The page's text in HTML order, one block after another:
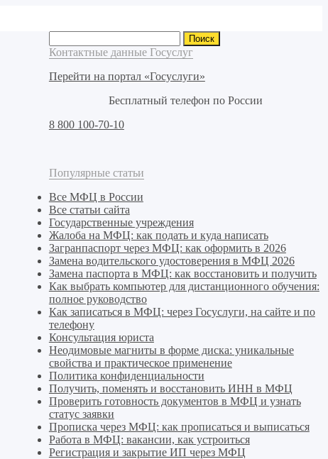
Контактные данные Госуслуг
Перейти на портал «Госуслуги»
Бесплатный телефон по России
8 800 100-70-10
Популярные статьи
Все МФЦ в России
Все статьи сайта
Государственные учреждения
Жалоба на МФЦ: как подать и куда написать
Загранпаспорт через МФЦ: как оформить в 2026
Замена водительского удостоверения в МФЦ 2026
Замена паспорта в МФЦ: как восстановить и получить
Как выбрать компьютер для дистанционного обучения:
полное руководство
Как записаться в МФЦ: через Госуслуги, на сайте и по
телефону
Консультация юриста
Неодимовые магниты в форме диска: уникальные
свойства и практическое применение
Политика конфиденциальности
Получить, поменять и восстановить ИНН в МФЦ
Проверить готовность документов в МФЦ и узнать
статус заявки
Прописка через МФЦ: как прописаться и выписаться
Работа в МФЦ: вакансии, как устроиться
Регистрация и закрытие ИП через МФЦ